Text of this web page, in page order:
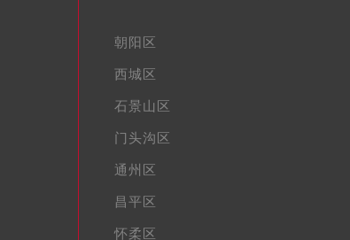
朝阳区
西城区
石景山区
门头沟区
通州区
昌平区
怀柔区